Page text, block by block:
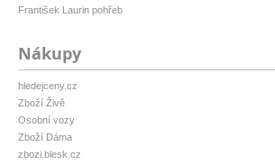
František Laurin pohřeb
Nákupy
hledejceny.cz
Zboží Živě
Osobní vozy
Zboží Dáma
zbozi.blesk.cz